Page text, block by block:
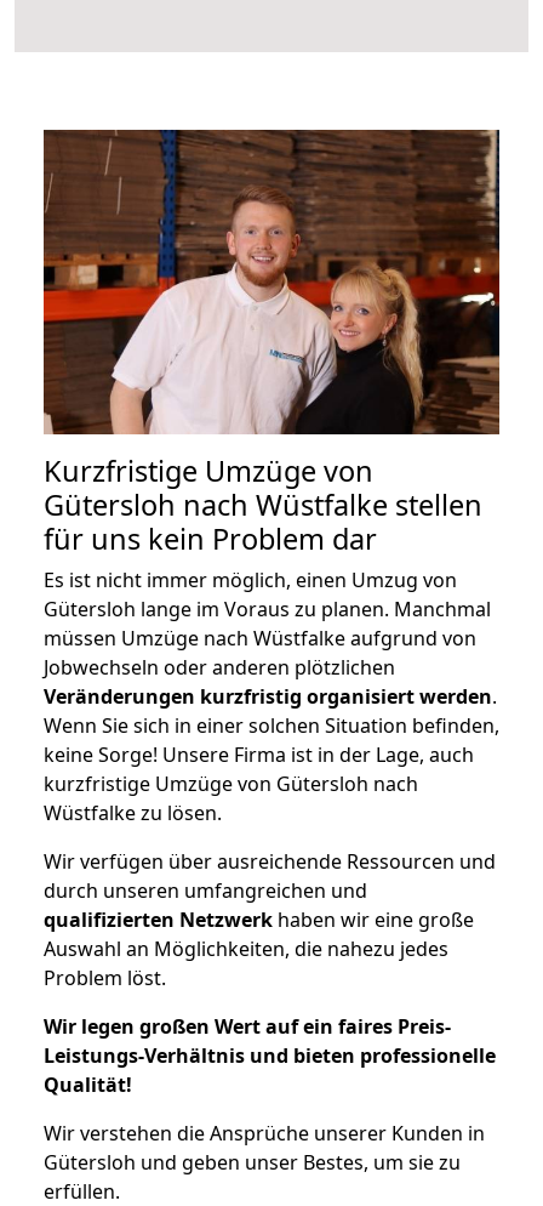
Kurzfristige Umzüge von
Gütersloh nach Wüstfalke stellen
für uns kein Problem dar
Es ist nicht immer möglich, einen Umzug von
Gütersloh lange im Voraus zu planen. Manchmal
müssen Umzüge nach Wüstfalke aufgrund von
Jobwechseln oder anderen plötzlichen
Veränderungen kurzfristig organisiert werden.
Wenn Sie sich in einer solchen Situation befinden,
keine Sorge! Unsere Firma ist in der Lage, auch
kurzfristige Umzüge von Gütersloh nach
Wüstfalke zu lösen.
Wir verfügen über ausreichende Ressourcen und
durch unseren umfangreichen und
qualifizierten Netzwerk haben wir eine große
Auswahl an Möglichkeiten, die nahezu jedes
Problem löst.
Wir legen großen Wert auf ein faires Preis-
Leistungs-Verhältnis und bieten professionelle
Qualität!
Wir verstehen die Ansprüche unserer Kunden in
Gütersloh und geben unser Bestes, um sie zu
erfüllen.